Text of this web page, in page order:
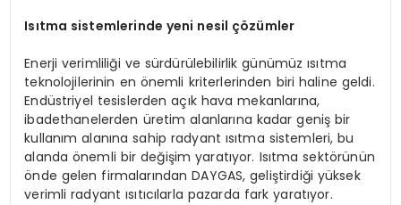
Isıtma sistemlerinde yeni nesil çözümler
Enerji verimliliği ve sürdürülebilirlik günümüz ısıtma
teknolojilerinin en önemli kriterlerinden biri haline geldi.
Endüstriyel tesislerden açık hava mekanlarına,
ibadethanelerden üretim alanlarına kadar geniş bir
kullanım alanına sahip radyant ısıtma sistemleri, bu
alanda önemli bir değişim yaratıyor. Isıtma sektörünün
önde gelen firmalarından DAYGAS, geliştirdiği yüksek
verimli radyant ısıtıcılarla pazarda fark yaratıyor.